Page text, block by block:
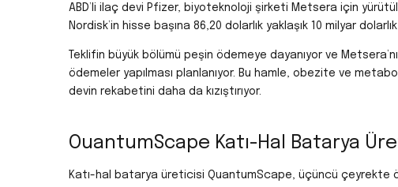
ABD’li ilaç devi Pfizer, biyoteknoloji şirketi Metsera için
Nordisk’in hisse başına 86,20 dolarlık yaklaşık 10 milyar
Teklifin büyük bölümü peşin ödemeye dayanıyor ve
ödemeler yapılması planlanıyor. Bu hamle, obezite ve
devin rekabetini daha da kızıştırıyor.
OuantumScape Katı-Hal Batarya
Katı-hal batarya üreticisi QuantumScape, üçüncü çeyrekte